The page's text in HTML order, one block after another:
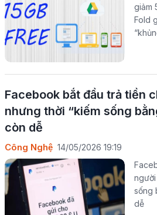
giảm
Fold
Facebook bắt đầu trả tiền
nhưng thời “kiếm sống
còn dễ
Công Nghệ 14/05/2026 19:19
người
sống
dễ